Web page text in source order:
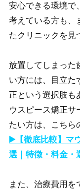
安心できる環境で
考えている方も、
たクリニックを見
放置してしまった
い方には、目立た
正という選択肢も
ウスピース矯正サ
たい方は、こちら
▶️【徹底比較】マ
選｜特徴・料金・
また、治療費用を